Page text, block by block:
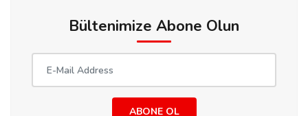
Bültenimize Abone Olun
ABONE OL